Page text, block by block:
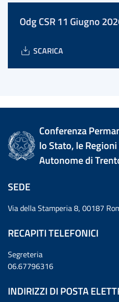
Odg CSR 11 Giugno
SCARICA
Conferenza
lo Stato, le
Autonome di
SEDE
Via della Stamperia 8, 00187
RECAPITI TELEFONICI
Segreteria
06.67796316
INDIRIZZI DI POSTA